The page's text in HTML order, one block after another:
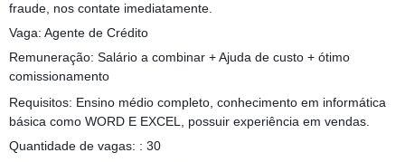
fraude, nos contate imediatamente.
Vaga: Agente de Crédito
Remuneração: Salário a combinar + Ajuda de custo + ótimo
comissionamento
Requisitos: Ensino médio completo, conhecimento em informática
básica como WORD E EXCEL, possuir experiência em vendas.
Quantidade de vagas: : 30